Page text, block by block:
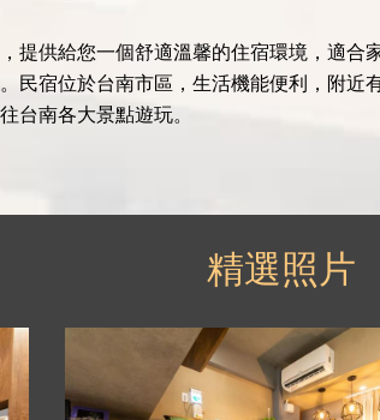
提供給您一個舒適溫馨的住宿環境，適
民宿位於台南市區，生活機能便利，附
台南各大景點遊玩。
精選照片